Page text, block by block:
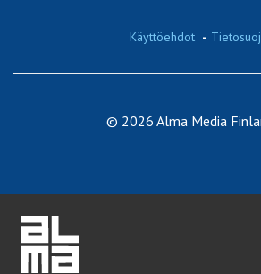
Käyttöehdot -
© 2026 Alma Media